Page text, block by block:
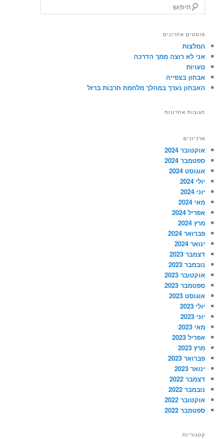
י
ופוסטים אחרונים
המלצות
אני לא רוצה ממך הדרכה
טעויות
אבחון בצפייה
האבחון נערך במהלך מלחמת חרבות ברזל
תגובות אחרונות
ארכיונים
אוקטובר 2024
ספטמבר 2024
אוגוסט 2024
יולי 2024
יוני 2024
מאי 2024
אפריל 2024
מרץ 2024
פברואר 2024
ינואר 2024
דצמבר 2023
נובמבר 2023
אוקטובר 2023
ספטמבר 2023
אוגוסט 2023
יולי 2023
יוני 2023
מאי 2023
אפריל 2023
מרץ 2023
פברואר 2023
ינואר 2023
דצמבר 2022
נובמבר 2022
אוקטובר 2022
ספטמבר 2022
קטגוריות